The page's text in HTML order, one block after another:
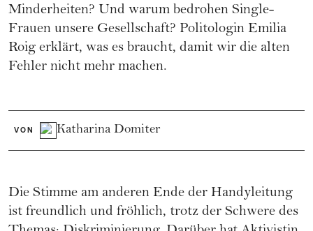
Minderheiten? Und warum bedrohen Single-
Frauen unsere Gesellschaft? Politologin Emilia
Roig erklärt, was es braucht, damit wir die alten
Fehler nicht mehr machen.
VON Katharina Domiter
Die Stimme am anderen Ende der Handyleitung
ist freundlich und fröhlich, trotz der Schwere des